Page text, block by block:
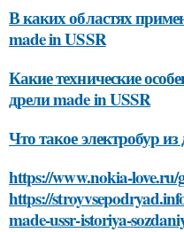
В каких областях
made in USSR
Какие технические
дрели made in USSR
Что такое электробур
https://www.nokia-love.ru/
https://
made-ussr-istoriya-